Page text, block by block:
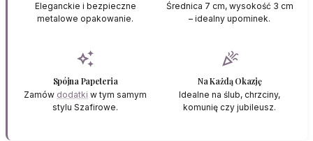
Eleganckie i bezpieczne
metalowe opakowanie.
Średnica 7 cm, wysokość 3 cm
– idealny upominek.
auto_awesome
Spójna Papeteria
Zamów dodatki w tym samym
stylu Szafirowe.
celebration
Na Każdą Okazję
Idealne na ślub, chrzciny,
komunię czy jubileusz.